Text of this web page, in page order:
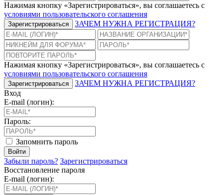
Нажимая кнопку «Зарегистрироваться», вы соглашаетесь с
условиями пользовательского соглашения
Зарегистрироваться ЗАЧЕМ НУЖНА РЕГИСТРАЦИЯ?
Нажимая кнопку «Зарегистрироваться», вы соглашаетесь с
условиями пользовательского соглашения
Зарегистрироваться
ЗАЧЕМ НУЖНА РЕГИСТРАЦИЯ?
Вход
E-mail (логин):
Пароль:
Запомнить пароль
Войти
Забыли пароль? Зарегистрироваться
Восстановление пароля
E-mail (логин):